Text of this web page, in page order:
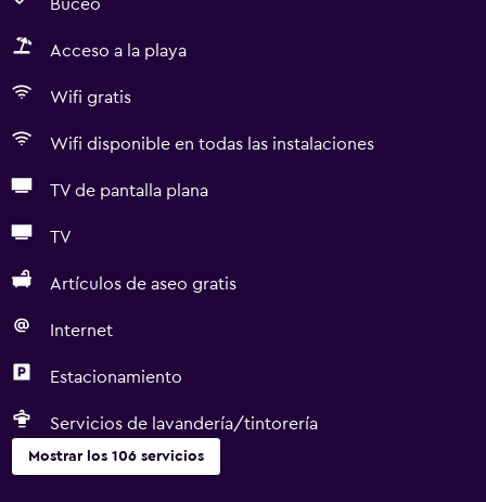
Buceo
Acceso a la playa
Wifi gratis
Wifi disponible en todas las instalaciones
TV de pantalla plana
TV
Artículos de aseo gratis
Internet
Estacionamiento
Servicios de lavandería/tintorería
Mostrar los 106 servicios